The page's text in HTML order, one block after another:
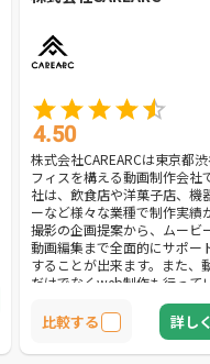
4.50
株式会社CAREARCは東京都
フィスを構える動画制作会社
社は、飲食店や洋菓子店、機
ーなど様々な業種で制作実績
撮影の企画提案から、ムービ
動画編集まで全面的にサポー
することが出来ます。また、
だけでなくweb制作も行って
め、メディアの新規作成やリ
ルにも対応。メディアのター
に見合った動画制作を依頼す
出来ます。更に、助成金や補
比較する 詳し